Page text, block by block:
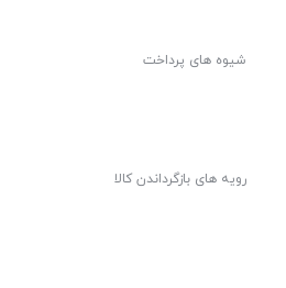
شیوه های پرداخت
رویه های بازگرداندن کالا